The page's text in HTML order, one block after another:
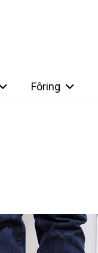
Fôring